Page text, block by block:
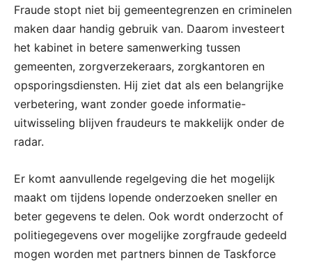
Fraude stopt niet bij gemeentegrenzen en criminelen
maken daar handig gebruik van. Daarom investeert
het kabinet in betere samenwerking tussen
gemeenten, zorgverzekeraars, zorgkantoren en
opsporingsdiensten. Hij ziet dat als een belangrijke
verbetering, want zonder goede informatie-
uitwisseling blijven fraudeurs te makkelijk onder de
radar.
Er komt aanvullende regelgeving die het mogelijk
maakt om tijdens lopende onderzoeken sneller en
beter gegevens te delen. Ook wordt onderzocht of
politiegegevens over mogelijke zorgfraude gedeeld
mogen worden met partners binnen de Taskforce